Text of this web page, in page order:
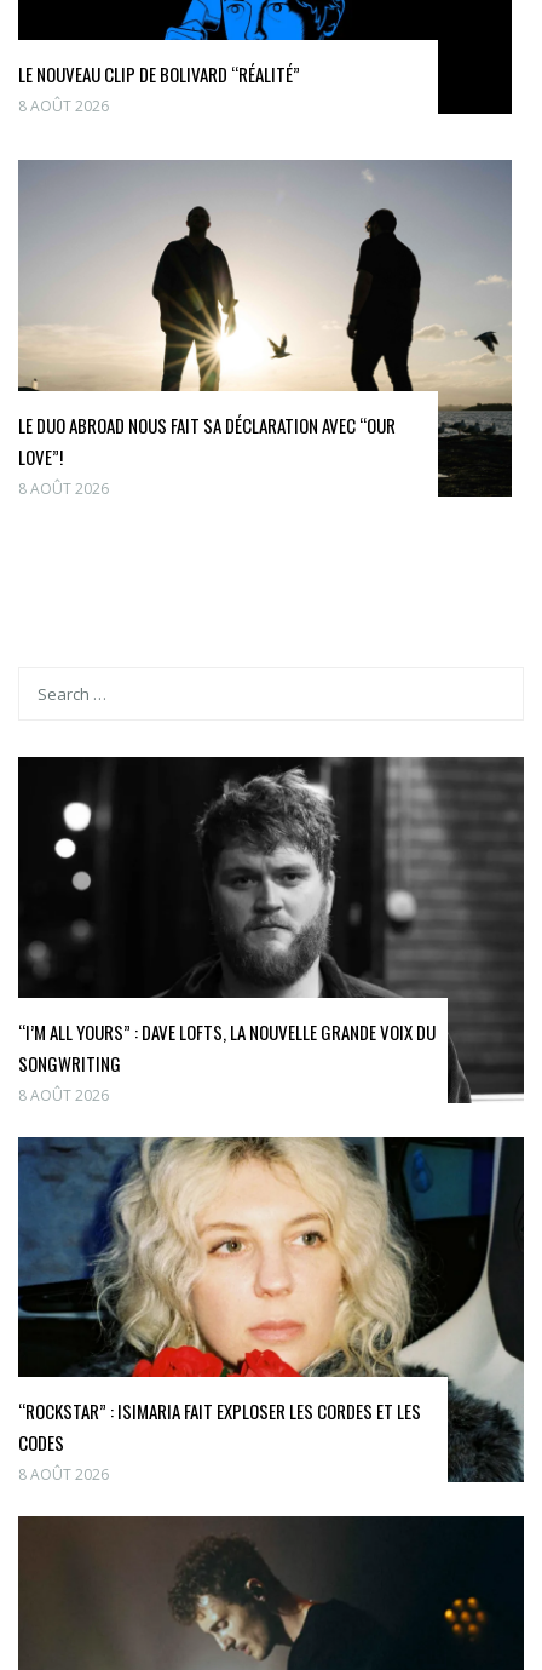
LE NOUVEAU CLIP DE BOLIVARD “RÉALITÉ”
8 AOÛT 2026
LE DUO ABROAD NOUS FAIT SA DÉCLARATION AVEC “OUR
LOVE”!
8 AOÛT 2026
“I’M ALL YOURS” : DAVE LOFTS, LA NOUVELLE GRANDE VOIX DU
SONGWRITING
8 AOÛT 2026
“ROCKSTAR” : ISIMARIA FAIT EXPLOSER LES CORDES ET LES
CODES
8 AOÛT 2026